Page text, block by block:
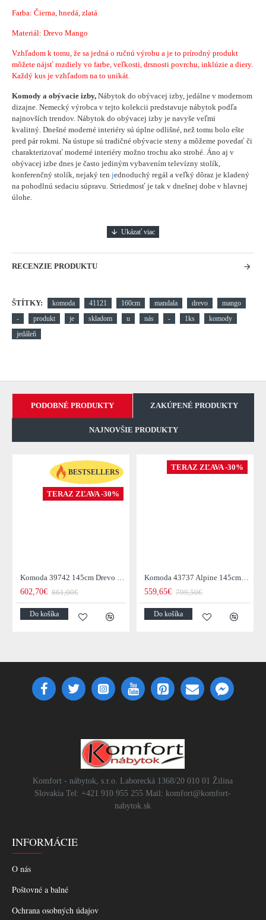
Farba: Čierna, hnedá, zlatá
Materiál: Drevo Mango
Vzhľadom k tomu, že sa jedná o ručnú výrobu a je to prírodný produkt
môžete nájsť rozdiely vo farbe, veľkosti, drsnosti povrchu, inklúzie a diery.
Každý kus je vzhľadom na to unikát.
Komody a obývacie izby, Nábytok do obývacej izby, jedálne v modernom
dizajne. Nemecký výrobca v tejto kolekcii predstavuje nábytok podľa
najnovších trendov. Nábytok do obývacej izby je navyše veľmi
kvalitný. Dnešné moderné interiéry sú úplne odlišné, než tomu bolo ešte
pred pár rokmi. Na ústupe sú tradičné obývacie steny a môžeme povedať či
charakterizovať moderné interiéry možno trochu ako strohé. Áno aj v
obývacej izbe dnes je často jediným vybavením televízny stolík,
konferenčný stolík, nejaký ten jednoduchý regál a veľký dôraz je kladený
na pohodlnú sedaciu súpravu. Striedmosť je tak v dnešnej dobe v hlavnej
úlohe.
RECENZIE PRODUKTU
ŠTÍTKY: komoda 41121 160cm mandala drevo
mango
-
produkt je skladom u nás - 1ks
komody
jedáleň
PODOBNÉ PRODUKTY ZAKÚPENÉ PRODUKTY
NAJNOVŠIE PRODUKTY
BESTSELLERS
TERAZ ZĽAVA -30%
Komoda 39742 145cm Drevo Palisander Retro
602,70€ 861,00€
Do košíka
TERAZ ZĽAVA -30%
Komoda 43737 Alpine 145cm Drevo Acacia Honey
559,65€ 799,50€
Do košíka
Komfort - nábytok, s.r.o. Laborecká 1368/20 010 01 Žilina
Slovakia Tel: +421 910 955 255 Mail: komfort@komfort-
nabytok.sk
INFORMÁCIE
O nás
Poštovné a balné
Ochrana osobných údajov